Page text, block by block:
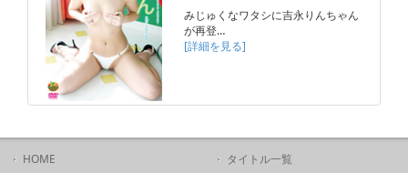
みじゅくなワタシに吉永りんちゃん
が再登…
[詳細を見る]
HOME
タイトル一覧